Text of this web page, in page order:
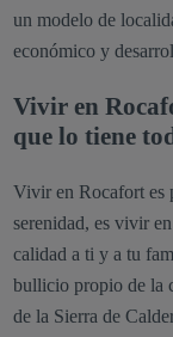
un modelo de
económico y
Vivir en
que lo tiene
Vivir en Rocafort es
serenidad, es vivir
calidad a ti y a tu
bullicio propio de la
de la Sierra de